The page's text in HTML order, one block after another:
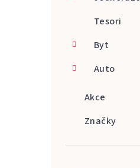
Tesori
Byt
Auto
Akce
Značky